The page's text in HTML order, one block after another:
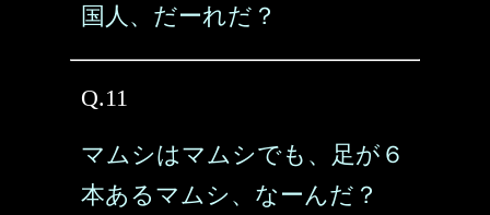
国人、だーれだ？
Q.11
マムシはマムシでも、足が６
本あるマムシ、なーんだ？